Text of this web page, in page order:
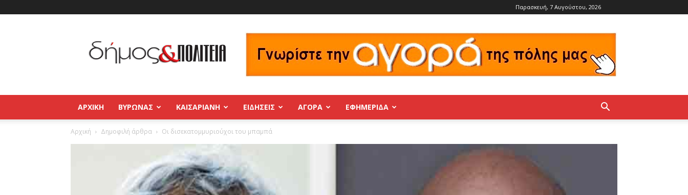
Παρασκευή, 7 Αυγούστου, 2026
και
Πολιτεία
Βύρωνας
–
Παγκράτι
ΑΡΧΙΚΉ ΒΥΡΩΝΑΣ ΚΑΙΣΑΡΙΑΝΗ ΕΙΔΗΣΕΙΣ ΑΓΟΡΑ ΕΦΗΜΕΡΊΔΑ
Αρχική Δημοφιλή άρθρα Οι δισεκατομμυριούχοι του μπαμπά